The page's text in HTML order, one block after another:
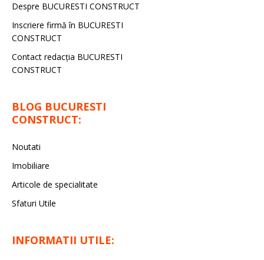
Despre BUCURESTI CONSTRUCT
Inscriere firmă în BUCURESTI
CONSTRUCT
Contact redacţia BUCURESTI
CONSTRUCT
BLOG BUCURESTI
CONSTRUCT:
Noutati
Imobiliare
Articole de specialitate
Sfaturi Utile
INFORMATII UTILE: